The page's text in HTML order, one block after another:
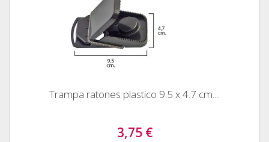
Trampa ratones plastico 9.5 x 4.7 cm....
3,75 €